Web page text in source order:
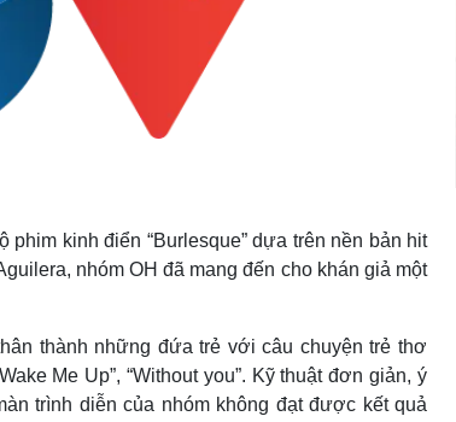
kinh điển “Burlesque” dựa trên nền bản hit
nhóm OH đã mang đến cho khán giả một
thành những đứa trẻ với câu chuyện trẻ thơ
Me Up”, “Without you”. Kỹ thuật đơn giản, ý
trình diễn của nhóm không đạt được kết quả